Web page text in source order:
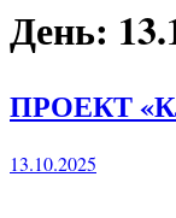
День:
ПРОЕКТ
13.10.2025